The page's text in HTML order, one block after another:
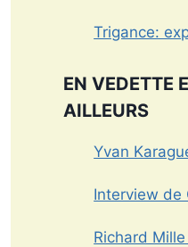
Trigance:
EN VEDETTE
AILLEURS
Yvan
Interview de
Richard